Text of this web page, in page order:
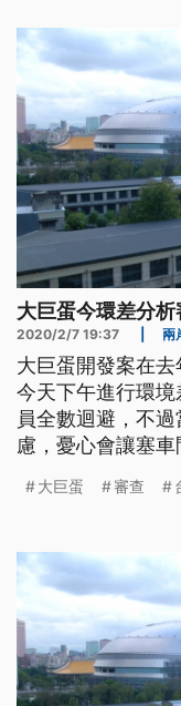
決通過農田水利法
英文政府背叛農
大巨蛋今環差分
2020/2/7 19:37 兩
大巨蛋開發案在去
今天下午進行環
員全數迴避，不
慮，憂心會讓塞
行第三次變更，
席會議室，批評審
仁里長吳建德書
大巨蛋 審查